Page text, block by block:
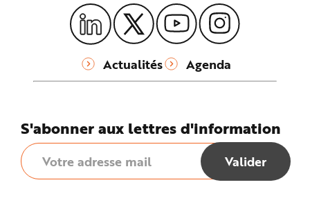
Actualités Agenda
S'abonner aux lettres d'information